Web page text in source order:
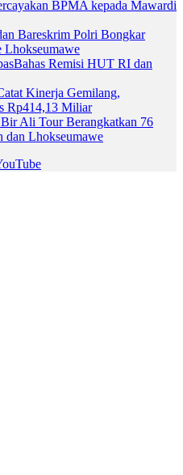
BPMA kepada Mawardi
Bareskrim Polri Bongkar
Lhokseumawe
Remisi HUT RI dan
Kinerja Gemilang,
Rp414,13 Miliar
Ali Tour Berangkatkan 76
dan Lhokseumawe